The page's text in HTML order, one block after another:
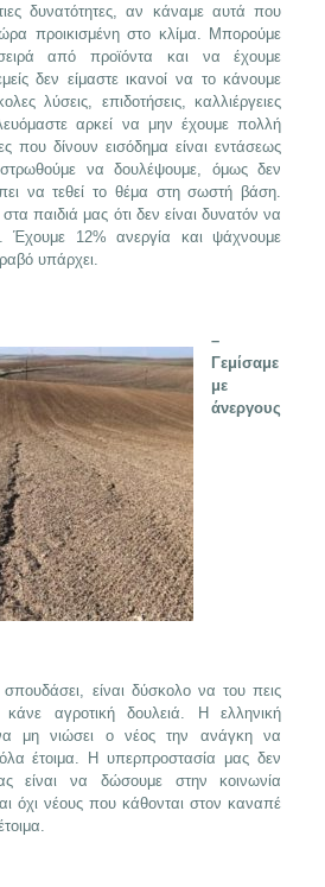
δυνατότητες, αν κάναμε αυτά που
προικισμένη στο κλίμα. Μπορούμε
από προϊόντα και να έχουμε
δεν είμαστε ικανοί να το κάνουμε
λύσεις, επιδοτήσεις, καλλιέργειες
αρκεί να μην έχουμε πολλή
που δίνουν εισόδημα είναι εντάσεως
να δουλέψουμε, όμως δεν
να τεθεί το θέμα στη σωστή βάση.
παιδιά μας ότι δεν είναι δυνατόν να
Έχουμε 12% ανεργία και ψάχνουμε
υπάρχει.
–
Γεμίσαμε
με
άνεργους
είναι δύσκολο να του πεις
αγροτική δουλειά. Η ελληνική
να μη νιώσει ο νέος την ανάγκη να
έτοιμα. Η υπερπροστασία μας δεν
είναι να δώσουμε στην κοινωνία
όχι νέους που κάθονται στον καναπέ